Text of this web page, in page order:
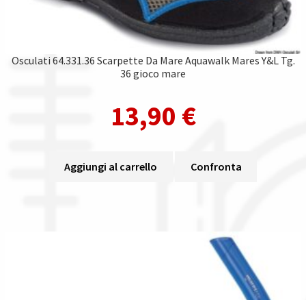
Osculati 64.331.36 Scarpette Da Mare Aquawalk Mares Y&L Tg.
36 gioco mare
13,90 €
Aggiungi al carrello Confronta